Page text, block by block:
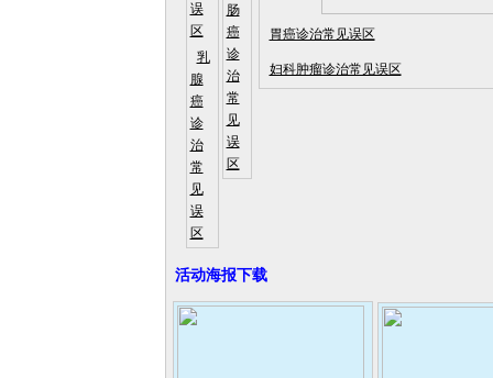
误
区
乳
腺
癌
诊
治
常
见
误
区
肠
癌
诊
治
常
见
误
区
胃癌诊治常见误区
妇科肿瘤诊治常见误区
活动海报下载